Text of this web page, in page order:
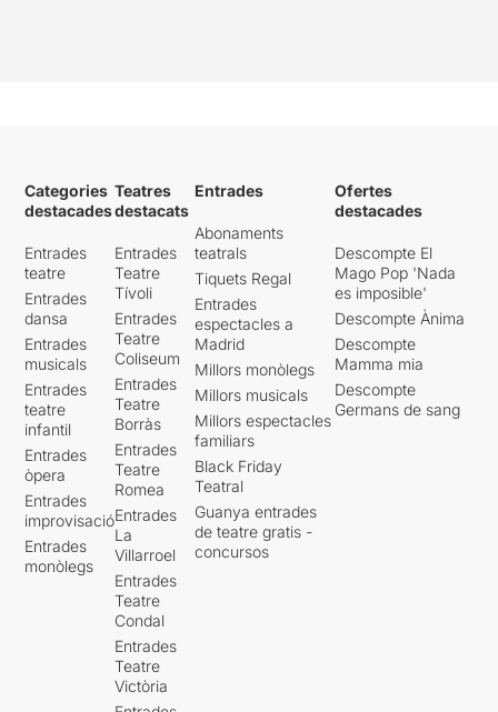
Categories
destacades
Entrades
teatre
Entrades
dansa
Entrades
musicals
Entrades
teatre
infantil
Entrades
òpera
Entrades
improvisació
Entrades
monòlegs
Teatres
destacats
Entrades
Teatre
Tívoli
Entrades
Teatre
Coliseum
Entrades
Teatre
Borràs
Entrades
Teatre
Romea
Entrades
La
Villarroel
Entrades
Teatre
Condal
Entrades
Teatre
Victòria
Entrades
Abonaments
teatrals
Tiquets Regal
Entrades
espectacles a
Madrid
Millors monòlegs
Millors musicals
Millors espectacles
familiars
Black Friday
Teatral
Guanya entrades
de teatre gratis -
concursos
Ofertes
destacades
Descompte El
Mago Pop 'Nada
es imposible'
Descompte Ànima
Descompte
Mamma mia
Descompte
Germans de sang